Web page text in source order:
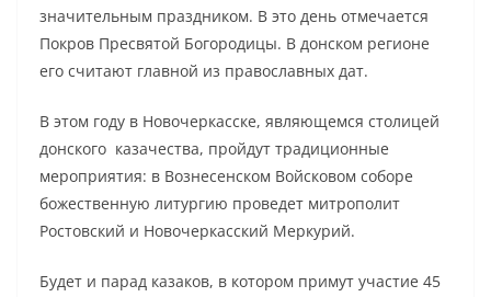
значительным праздником. В это день отмечается
Покров Пресвятой Богородицы. В донском регионе
его считают главной из православных дат.
В этом году в Новочеркасске, являющемся столицей
донского казачества, пройдут традиционные
мероприятия: в Вознесенском Войсковом соборе
божественную литургию проведет митрополит
Ростовский и Новочеркасский Меркурий.
Будет и парад казаков, в котором примут участие 45